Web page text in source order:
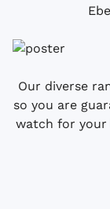
Our diverse
so you are
watch for your